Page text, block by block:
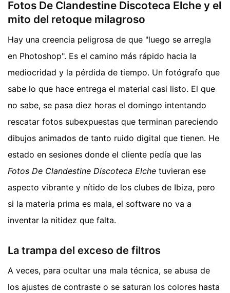
Fotos De Clandestine Discoteca Elche y el
mito del retoque milagroso
Hay una creencia peligrosa de que "luego se arregla
en Photoshop". Es el camino más rápido hacia la
mediocridad y la pérdida de tiempo. Un fotógrafo que
sabe lo que hace entrega el material casi listo. El que
no sabe, se pasa diez horas el domingo intentando
rescatar fotos subexpuestas que terminan pareciendo
dibujos animados de tanto ruido digital que tienen. He
estado en sesiones donde el cliente pedía que las
Fotos De Clandestine Discoteca Elche tuvieran ese
aspecto vibrante y nítido de los clubes de Ibiza, pero
si la materia prima es mala, el software no va a
inventar la nitidez que falta.
La trampa del exceso de filtros
A veces, para ocultar una mala técnica, se abusa de
los ajustes de contraste o se saturan los colores hasta